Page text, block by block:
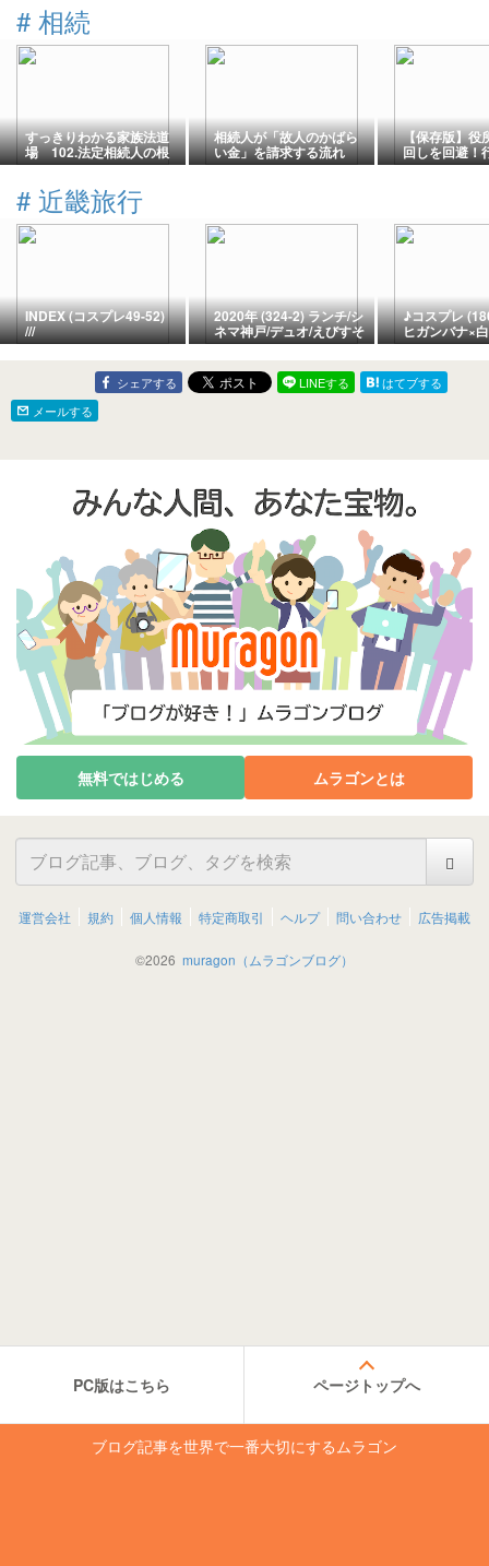
# 相続
すっきりわかる家族法道
場 102.法定相続人の根
拠①
相続人が「故人のかばら
い金」を請求する流れ
【保存版】役
回しを回避！
くやみ」とは
# 近畿旅行
INDEX (コスプレ49-52)
///
2020年 (324-2) ランチ/シ
ネマ神戸/デュオ/えびすそ
ば/潤なんもり26Jul13
♪コスプレ
ヒガンバナ×
ワンピ
シェアする LINEする
はてブする
メールする
無料ではじめる ムラゴンとは
運営会社 規約 個人情報 特定商取引 ヘルプ 問い合わせ 広告掲載
©2026 muragon（ムラゴンブログ）
PC版はこちら ページトップへ
ブログ記事を世界で一番大切にするムラゴン